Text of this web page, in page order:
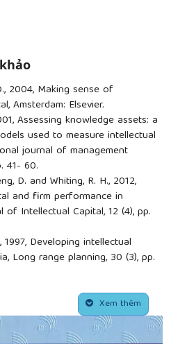
2004, Making sense of
Amsterdam: Elsevier.
Assessing knowledge assets: a
used to measure intellectual
journal of management
41- 60.
D. and Whiting, R. H., 2012,
and firm performance in
of Intellectual Capital, 12 (4), pp.
1997, Developing intellectual
Long range planning, 30 (3), pp.
S. M. (2003), ‘Intellectual
measures of corporate
of Intellectual Capital, Vol.4,
Xem thêm